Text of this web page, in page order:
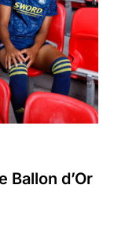
Ballon d’Or